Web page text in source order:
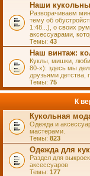
Наши
Разворачиваем
тему об
1:48...), о своих
аксессуарами,
Темы: 43
Наш винтаж:
Куклы, мишки,
80-х): здесь мы
друзьями
Темы: 75
К
Кукольная
Одежда и
мастерами.
Темы: 823
Одежда для
Раздел для
аксессуаров
Темы: 177